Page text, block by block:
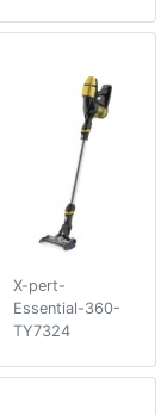
X-pert-
Essential-360-
TY7324